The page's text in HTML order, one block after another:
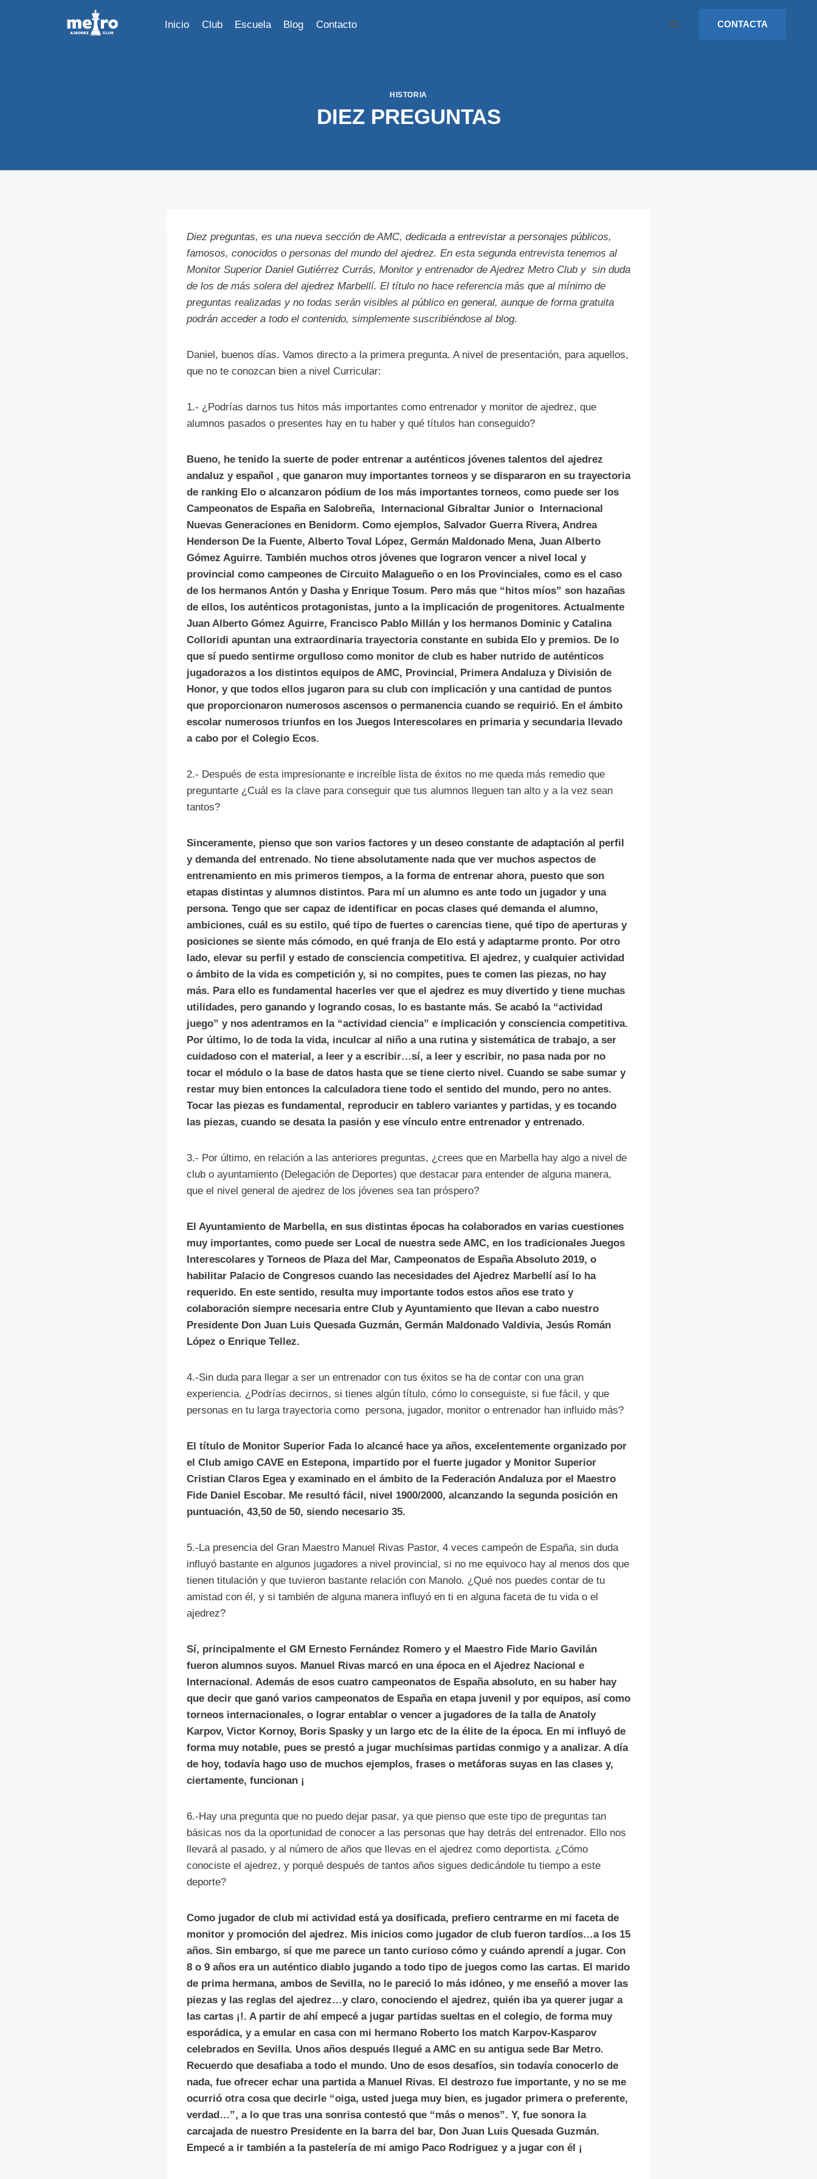
Inicio Club Escuela Blog Contacto CONTACTA
HISTORIA
DIEZ PREGUNTAS
Diez preguntas, es una nueva sección de AMC, dedicada a entrevistar a personajes públicos,
famosos, conocidos o personas del mundo del ajedrez. En esta segunda entrevista tenemos al
Monitor Superior Daniel Gutiérrez Currás, Monitor y entrenador de Ajedrez Metro Club y sin duda
de los de más solera del ajedrez Marbellí. El título no hace referencia más que al mínimo de
preguntas realizadas y no todas serán visibles al público en general, aunque de forma gratuita
podrán acceder a todo el contenido, simplemente suscribiéndose al blog.
Daniel, buenos días. Vamos directo a la primera pregunta. A nivel de presentación, para aquellos,
que no te conozcan bien a nivel Curricular:
1.- ¿Podrías darnos tus hitos más importantes como entrenador y monitor de ajedrez, que
alumnos pasados o presentes hay en tu haber y qué títulos han conseguido?
Bueno, he tenido la suerte de poder entrenar a auténticos jóvenes talentos del ajedrez
andaluz y español , que ganaron muy importantes torneos y se dispararon en su trayectoria
de ranking Elo o alcanzaron pódium de los más importantes torneos, como puede ser los
Campeonatos de España en Salobreña, Internacional Gibraltar Junior o Internacional
Nuevas Generaciones en Benidorm. Como ejemplos, Salvador Guerra Rivera, Andrea
Henderson De la Fuente, Alberto Toval López, Germán Maldonado Mena, Juan Alberto
Gómez Aguirre. También muchos otros jóvenes que lograron vencer a nivel local y
provincial como campeones de Circuito Malagueño o en los Provinciales, como es el caso
de los hermanos Antón y Dasha y Enrique Tosum. Pero más que “hitos míos” son hazañas
de ellos, los auténticos protagonistas, junto a la implicación de progenitores. Actualmente
Juan Alberto Gómez Aguirre, Francisco Pablo Millán y los hermanos Dominic y Catalina
Colloridi apuntan una extraordinaria trayectoria constante en subida Elo y premios. De lo
que sí puedo sentirme orgulloso como monitor de club es haber nutrido de auténticos
jugadorazos a los distintos equipos de AMC, Provincial, Primera Andaluza y División de
Honor, y que todos ellos jugaron para su club con implicación y una cantidad de puntos
que proporcionaron numerosos ascensos o permanencia cuando se requirió. En el ámbito
escolar numerosos triunfos en los Juegos Interescolares en primaria y secundaria llevado
a cabo por el Colegio Ecos.
2.- Después de esta impresionante e increíble lista de éxitos no me queda más remedio que
preguntarte ¿Cuál es la clave para conseguir que tus alumnos lleguen tan alto y a la vez sean
tantos?
Sinceramente, pienso que son varios factores y un deseo constante de adaptación al perfil
y demanda del entrenado. No tiene absolutamente nada que ver muchos aspectos de
entrenamiento en mis primeros tiempos, a la forma de entrenar ahora, puesto que son
etapas distintas y alumnos distintos. Para mí un alumno es ante todo un jugador y una
persona. Tengo que ser capaz de identificar en pocas clases qué demanda el alumno,
ambiciones, cuál es su estilo, qué tipo de fuertes o carencias tiene, qué tipo de aperturas y
posiciones se siente más cómodo, en qué franja de Elo está y adaptarme pronto. Por otro
lado, elevar su perfil y estado de consciencia competitiva. El ajedrez, y cualquier actividad
o ámbito de la vida es competición y, si no compites, pues te comen las piezas, no hay
más. Para ello es fundamental hacerles ver que el ajedrez es muy divertido y tiene muchas
utilidades, pero ganando y logrando cosas, lo es bastante más. Se acabó la “actividad
juego” y nos adentramos en la “actividad ciencia” e implicación y consciencia competitiva.
Por último, lo de toda la vida, inculcar al niño a una rutina y sistemática de trabajo, a ser
cuidadoso con el material, a leer y a escribir…sí, a leer y escribir, no pasa nada por no
tocar el módulo o la base de datos hasta que se tiene cierto nivel. Cuando se sabe sumar y
restar muy bien entonces la calculadora tiene todo el sentido del mundo, pero no antes.
Tocar las piezas es fundamental, reproducir en tablero variantes y partidas, y es tocando
las piezas, cuando se desata la pasión y ese vínculo entre entrenador y entrenado.
3.- Por último, en relación a las anteriores preguntas, ¿crees que en Marbella hay algo a nivel de
club o ayuntamiento (Delegación de Deportes) que destacar para entender de alguna manera,
que el nivel general de ajedrez de los jóvenes sea tan próspero?
El Ayuntamiento de Marbella, en sus distintas épocas ha colaborados en varias cuestiones
muy importantes, como puede ser Local de nuestra sede AMC, en los tradicionales Juegos
Interescolares y Torneos de Plaza del Mar, Campeonatos de España Absoluto 2019, o
habilitar Palacio de Congresos cuando las necesidades del Ajedrez Marbellí así lo ha
requerido. En este sentido, resulta muy importante todos estos años ese trato y
colaboración siempre necesaria entre Club y Ayuntamiento que llevan a cabo nuestro
Presidente Don Juan Luis Quesada Guzmán, Germán Maldonado Valdivia, Jesús Román
López o Enrique Tellez.
4.-Sin duda para llegar a ser un entrenador con tus éxitos se ha de contar con una gran
experiencia. ¿Podrías decirnos, si tienes algún título, cómo lo conseguiste, si fue fácil, y que
personas en tu larga trayectoria como persona, jugador, monitor o entrenador han influido más?
El título de Monitor Superior Fada lo alcancé hace ya años, excelentemente organizado por
el Club amigo CAVE en Estepona, impartido por el fuerte jugador y Monitor Superior
Cristian Claros Egea y examinado en el ámbito de la Federación Andaluza por el Maestro
Fide Daniel Escobar. Me resultó fácil, nivel 1900/2000, alcanzando la segunda posición en
puntuación, 43,50 de 50, siendo necesario 35.
5.-La presencia del Gran Maestro Manuel Rivas Pastor, 4 veces campeón de España, sin duda
influyó bastante en algunos jugadores a nivel provincial, si no me equivoco hay al menos dos que
tienen titulación y que tuvieron bastante relación con Manolo. ¿Qué nos puedes contar de tu
amistad con él, y si también de alguna manera influyó en ti en alguna faceta de tu vida o el
ajedrez?
Sí, principalmente el GM Ernesto Fernández Romero y el Maestro Fide Mario Gavilán
fueron alumnos suyos. Manuel Rivas marcó en una época en el Ajedrez Nacional e
Internacional. Además de esos cuatro campeonatos de España absoluto, en su haber hay
que decir que ganó varios campeonatos de España en etapa juvenil y por equipos, así como
torneos internacionales, o lograr entablar o vencer a jugadores de la talla de Anatoly
Karpov, Victor Kornoy, Boris Spasky y un largo etc de la élite de la época. En mi influyó de
forma muy notable, pues se prestó a jugar muchísimas partidas conmigo y a analizar. A día
de hoy, todavía hago uso de muchos ejemplos, frases o metáforas suyas en las clases y,
ciertamente, funcionan ¡
6.-Hay una pregunta que no puedo dejar pasar, ya que pienso que este tipo de preguntas tan
básicas nos da la oportunidad de conocer a las personas que hay detrás del entrenador. Ello nos
llevará al pasado, y al número de años que llevas en el ajedrez como deportista. ¿Cómo
conociste el ajedrez, y porqué después de tantos años sigues dedicándole tu tiempo a este
deporte?
Como jugador de club mi actividad está ya dosificada, prefiero centrarme en mi faceta de
monitor y promoción del ajedrez. Mis inicios como jugador de club fueron tardíos…a los 15
años. Sin embargo, sí que me parece un tanto curioso cómo y cuándo aprendí a jugar. Con
8 o 9 años era un auténtico diablo jugando a todo tipo de juegos como las cartas. El marido
de prima hermana, ambos de Sevilla, no le pareció lo más idóneo, y me enseñó a mover las
piezas y las reglas del ajedrez…y claro, conociendo el ajedrez, quién iba ya querer jugar a
las cartas ¡!. A partir de ahí empecé a jugar partidas sueltas en el colegio, de forma muy
esporádica, y a emular en casa con mi hermano Roberto los match Karpov-Kasparov
celebrados en Sevilla. Unos años después llegué a AMC en su antigua sede Bar Metro.
Recuerdo que desafiaba a todo el mundo. Uno de esos desafíos, sin todavía conocerlo de
nada, fue ofrecer echar una partida a Manuel Rivas. El destrozo fue importante, y no se me
ocurrió otra cosa que decirle “oiga, usted juega muy bien, es jugador primera o preferente,
verdad…”, a lo que tras una sonrisa contestó que “más o menos”. Y, fue sonora la
carcajada de nuestro Presidente en la barra del bar, Don Juan Luis Quesada Guzmán.
Empecé a ir también a la pastelería de mi amigo Paco Rodriguez y a jugar con él ¡